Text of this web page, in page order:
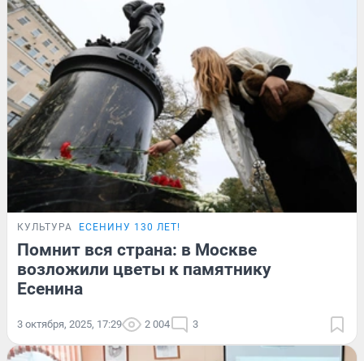
КУЛЬТУРА ЕСЕНИНУ 130 ЛЕТ!
Помнит вся страна: в Москве
возложили цветы к памятнику
Есенина
3 октября, 2025, 17:29 2 004 3